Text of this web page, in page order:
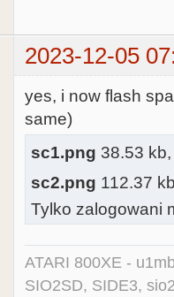
2023-12-05
yes, i now flash
same)
sc1.png 38.53
sc2.png 112.37
Tylko zalogowani
ATARI 800XE -
SIO2SD, SIDE3,